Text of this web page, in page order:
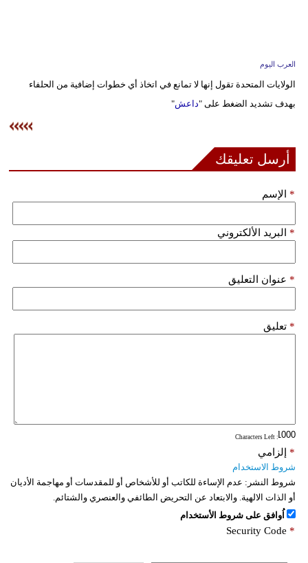
وتكنولوجيا
بيئة
سيارات
العرب اليوم
الولايات المتحدة تقول إنها لا تمانع في اتخاذ أي خطوات إضافية من الحلفاء
بهدف تشديد الضغط على "داعش"
أرسل تعليقك
الإسم *
البريد الألكتروني *
عنوان التعليق *
تعليق *
: Characters Left
إلزامي *
شروط الاستخدام
شروط النشر: عدم الإساءة للكاتب أو للأشخاص أو للمقدسات أو مهاجمة الأديان
أو الذات الالهية. والابتعاد عن التحريض الطائفي والعنصري والشتائم.
اُوافق على شروط الأستخدام
Security Code *